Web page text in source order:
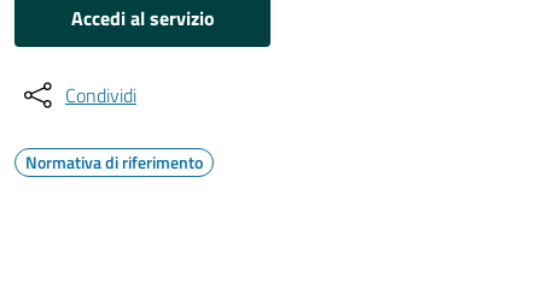
Accedi al servizio
Condividi
Normativa di riferimento